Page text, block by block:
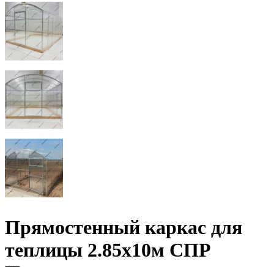
Прямостенный каркас для
теплицы 2.85х10м СПР